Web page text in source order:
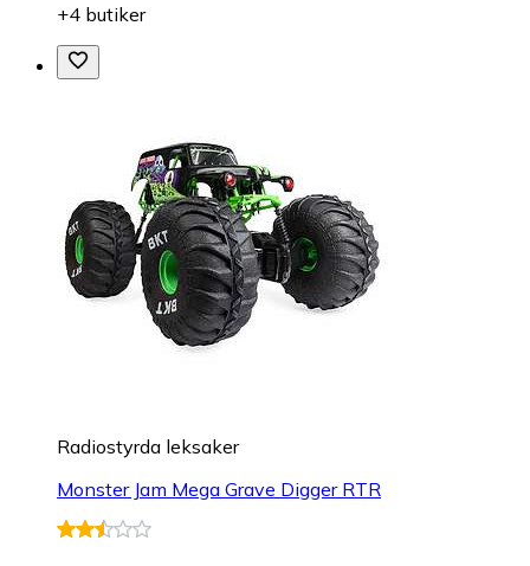
+4 butiker
Radiostyrda leksaker
Monster Jam Mega Grave Digger RTR